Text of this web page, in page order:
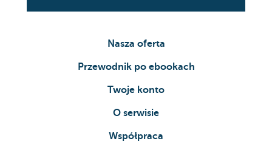
Nasza oferta
Przewodnik po ebookach
Twoje konto
O serwisie
Współpraca